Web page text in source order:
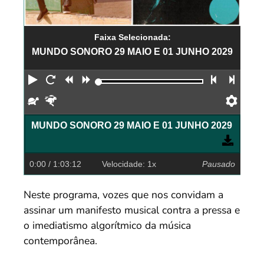
Faixa Selecionada:
MUNDO SONORO 29 MAIO E 01 JUNHO 2029
Reproduzir
Reiniciar
Retroceder
Avançar Faixa
Devagar
MUNDO SONORO 29 MAIO E 01 JUNHO 2029
0:00 / 1:03:12 Velocidade: 1x Pausado
Neste programa, vozes que nos convidam a
assinar um manifesto musical contra a pressa e
o imediatismo algorítmico da música
contemporânea.